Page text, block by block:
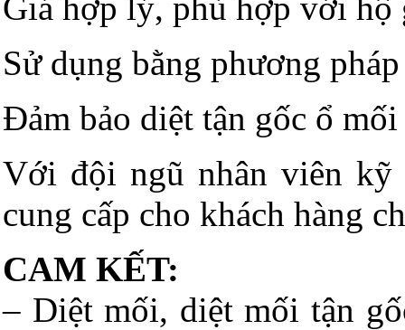
Sử dụng bằng phương
Đảm bảo diệt tận gốc ổ
Với đội ngũ nhân viên kỹ
cung cấp cho khách hàng
CAM KẾT:
– Diệt mối, diệt mối tận